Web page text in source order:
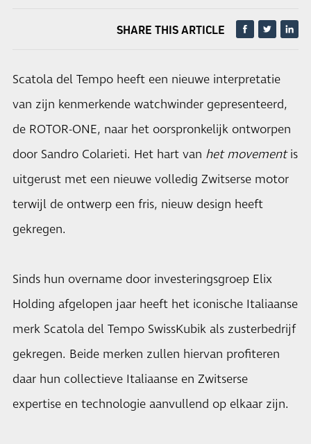
SHARE THIS ARTICLE
Scatola del Tempo heeft een nieuwe interpretatie
van zijn kenmerkende watchwinder gepresenteerd,
de ROTOR-ONE, naar het oorspronkelijk ontworpen
door Sandro Colarieti. Het hart van het movementis
uitgerust met een nieuwe volledig Zwitserse motor
terwijl de ontwerp een fris, nieuw design heeft
gekregen.
Sinds hun overname door investeringsgroep Elix
Holding afgelopen jaar heeft het iconische Italiaanse
merk Scatola del Tempo SwissKubik als zusterbedrijf
gekregen. Beide merken zullen hiervan profiteren
daar hun collectieve Italiaanse en Zwitserse
expertise en technologie aanvullend op elkaar zijn.